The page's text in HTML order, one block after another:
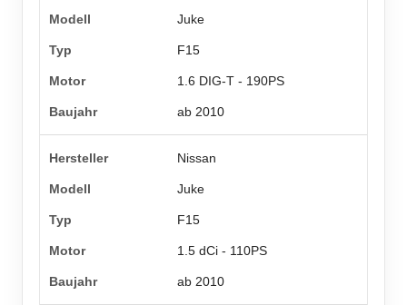
Juke
F15
1.6 DIG-T - 190PS
ab 2010
Nissan
Juke
F15
1.5 dCi - 110PS
ab 2010